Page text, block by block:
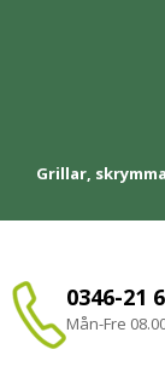
Grillar,
0346-21
Mån-Fre